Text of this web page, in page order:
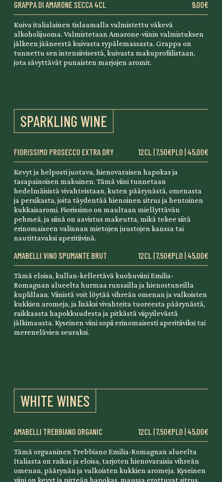
GRAPPA DI AMARONE SECCA 4CL 9,00€
Kuiva italialainen tislaamalla valmistettu väkevä
alkoholijuoma. Valmistetaan Amarone-viinin valmistuksen
jälkeen jääneestä kuivasta rypälemassasta. Grappa on
tunnettu sen intensiivisestä, kuivasta makuprofiilistaan,
jota sävyttävät punaisten marjojen aromit.
SPARKLING WINE
FIORISSIMO PROSECCO EXTRA DRY 12CL | 7,50€PLO | 45,00€
Kevyt ja helposti juotava, hienovaraisen hapokas ja
tasapainoisen makuinen. Tämä viini tunnetaan
hedelmäisistä vivahteistaan, kuten päärynästä, omenasta
ja persikasta, joita täydentää hienoinen sitrus ja hentoinen
kukkaisaromi. Fiorissimo on maultaan miellyttävän
pehmeä, ja siinä on aavistus makeutta, mikä tekee siitä
erinomaiseen valinnan mietojen juustojen kanssa tai
nautittavaksi aperitiivinä.
AMABELLI VINO SPUMANTE BRUT 12CL | 7,50€PLO | 45,00€
Tämä eloisa, kullan-kellertävä kuohuviini Emilia-
Romagnan alueelta hurmaa runsailla ja hienostuneilla
kuplillaan. Viinistä voit löytää vihreän omenan ja valkoisten
kukkien aromeja, ja lisäksi vivahteita tuoreesta päärynästä,
raikkaasta hapokkuudesta ja pitkästä viipyilevästä
jälkimausta. Kyseinen viini sopii erinomaisesti aperitiiviksi tai
merenelävien seuraksi.
WHITE WINES
AMABELLI TREBBIANO ORGANIC 12CL | 7,50€PLO | 45,00€
Tämä orgaaninen Trebbiano Emilia-Romagnan alueelta
Italiasta on raikas ja eloisa, tarjoten hienovaraisia vihreän
omenan, päärynän ja valkoisten kukkien aromeja. Kyseinen
viini on kevyt ja pirteän hapokas, maussa erottuvat sitrus,